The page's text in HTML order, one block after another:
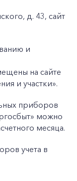
д. 43, сайт
и
на сайте
и участки».
приборов
можно
месяца.
учета в